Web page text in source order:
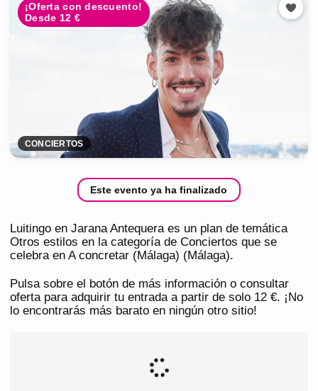
¡Oferta con descuento!
Desde 12 €
CONCIERTOS
Este evento ya ha finalizado
Luitingo en Jarana Antequera es un plan de temática
Otros estilos en la categoría de Conciertos que se
celebra en A concretar (Málaga) (Málaga).
Pulsa sobre el botón de más información o consultar
oferta para adquirir tu entrada a partir de solo 12 €. ¡No
lo encontrarás más barato en ningún otro sitio!